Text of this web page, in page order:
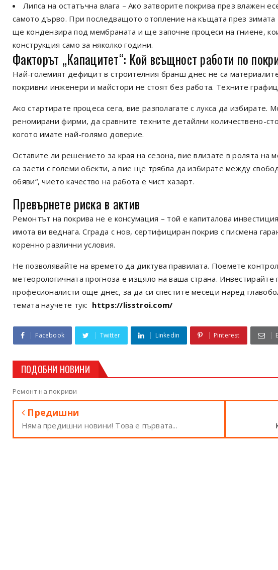
Липса на остатъчна влага – Ако затворите покрива през влажен
самото дърво. При последващото отопление на къщата през зимата
ще кондензира под мембраната и ще започне процеси на гниене,
конструкция само за няколко години.
Факторът „Капацитет“: Кой всъщност работи по
Най-големият дефицит в строителния бранш днес не са
покривни инженери и майстори не стоят без работа. Техните
Ако стартирате процеса сега, вие разполагате с лукса да избирате.
реномирани фирми, да сравните техните детайлни количествено-
когото имате най-голямо доверие.
Оставите ли решението за края на сезона, вие влизате в ролята на
са заети с големи обекти, а вие ще трябва да избирате между
обяви“, чието качество на работа е чист хазарт.
Превърнете риска в актив
Ремонтът на покрива не е консумация – той е капиталова
имота ви веднага. Сграда с нов, сертифициран покрив с писмена
коренно различни условия.
Не позволявайте на времето да диктува правилата. Поемете
метеорологичната прогноза е изцяло на ваша страна. Инвестирайте
професионалисти още днес, за да си спестите месеци наред
темата научете тук: https://lisstroi.com/
Facebook Twitter Linkedin Pinterest
ПОДОБНИ НОВИНИ
Ремонт на покриви
Предишни
Няма предишни новини! Това е първата...